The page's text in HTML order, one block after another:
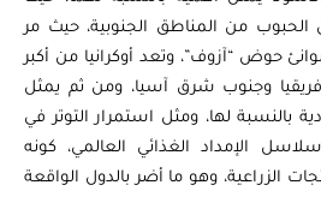
من المناطق الجنوبية، حيث مر
حوض “آزوف”، وتعد أوكرانيا من أكبر
وجنوب شرق آسيا، ومن ثم يمثل
بالنسبة لها، ومثل استمرار التوتر في
الإمداد الغذائي العالمي، كونه
الزراعية، وهو ما أضر بالدول الواقعة